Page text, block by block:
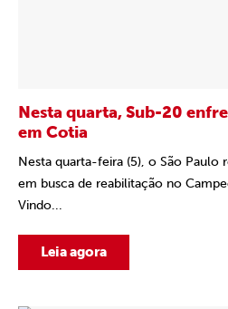
Nesta quarta, Sub-20
em Cotia
Nesta quarta-feira (5), o São Paulo
em busca de reabilitação no
Vindo...
Leia agora